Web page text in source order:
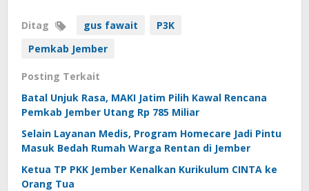
Ditag gus fawait
P3K
Pemkab Jember
Posting Terkait
Batal Unjuk Rasa, MAKI Jatim Pilih Kawal Rencana
Pemkab Jember Utang Rp 785 Miliar
Selain Layanan Medis, Program Homecare Jadi Pintu
Masuk Bedah Rumah Warga Rentan di Jember
Ketua TP PKK Jember Kenalkan Kurikulum CINTA ke
Orang Tua